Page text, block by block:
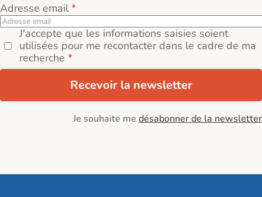
Adresse email
J'accepte que les informations saisies soient
utilisées pour me recontacter dans le cadre de ma
recherche
Recevoir la newsletter
Je souhaite me désabonner de la newsletter